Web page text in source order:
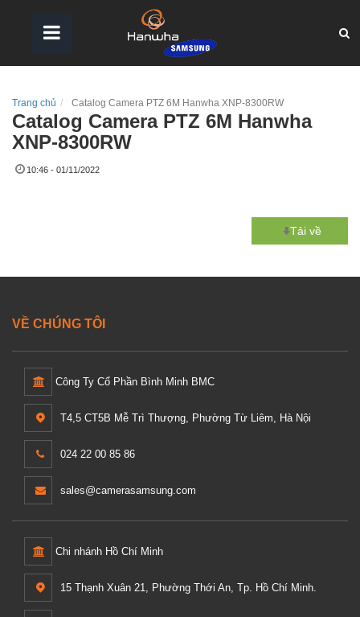
Trang chủ Catalog Camera PTZ 6M Hanwha XNP-8300RW
Catalog Camera PTZ 6M Hanwha
XNP-8300RW
10:46 - 01/11/2022
Tải về
VỀ CHÚNG TÔI
Công Ty Cổ Phần Bình Minh BMC
T4,5 CT5B Mễ Trì Thượng, Phường Từ Liêm, Hà Nội
024 22 00 85 86
sales@camerasamsung.com
Chi nhánh Hồ Chí Minh
15 Thạnh Xuân 21, Phường Thới An, Tp. Hồ Chí Minh.